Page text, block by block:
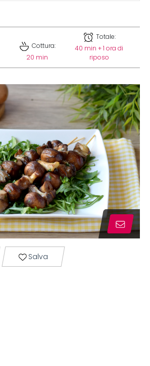
Cottura:
20 min
Totale:
40 min + 1 ora di
riposo
Salva